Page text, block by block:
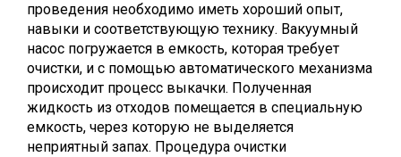
проведения необходимо иметь хороший опыт,
навыки и соответствующую технику. Вакуумный
насос погружается в емкость, которая требует
очистки, и с помощью автоматического механизма
происходит процесс выкачки. Полученная
жидкость из отходов помещается в специальную
емкость, через которую не выделяется
неприятный запах. Процедура очистки